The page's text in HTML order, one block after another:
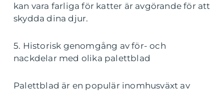
kan vara farliga för katter är avgörande för att
skydda dina djur.
5. Historisk genomgång av för- och
nackdelar med olika palettblad
Palettblad är en populär inomhusväxt av